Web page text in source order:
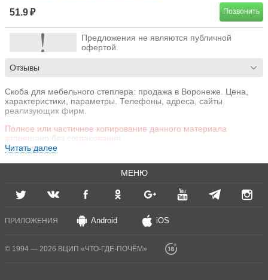
51.9 ₽ Позвонить
Предложения не являются публичной
офертой.
Отзывы
Скоба для мебельного степлера: продажа в Воронеже. Цена,
характеристики, параметры. Телефоны, адреса, сайты
реализующих фирм.
Полное или частичное копирование данного материала
запрещено без согласования.
Читать далее
МЕНЮ
ПРИЛОЖЕНИЯ Android iOS
© 1994 — 2026 ВЦИП «ЧТО-ГДЕ-ПОЧЁМ»